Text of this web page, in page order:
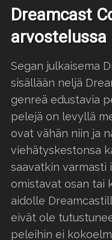
Dreamcast
arvostelussa
Segan julkaisema
sisällään neljä
genreä edustavia
pelejä on levyllä
ovat vähän niin ja
viehätyskestonsa
saavatkin varmasti
omistavat osan tai
aidolle
eivät ole
peleihin ei